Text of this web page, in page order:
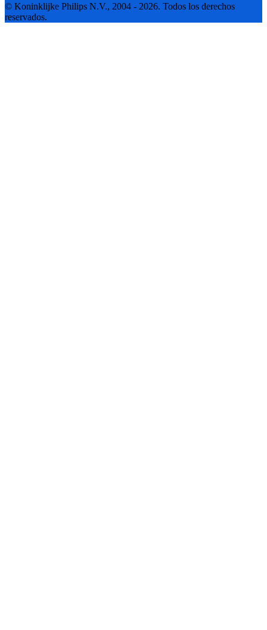
© Koninklijke Philips N.V., 2004 - 2026. Todos los derechos
reservados.